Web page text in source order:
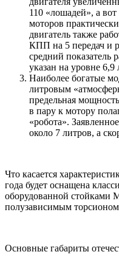
110 «лошадей», а
моторов
двигатель также
КПП на 5 передач и
средний показатель
указан на уровне 6,9
Наиболее богатые
литровым
предельная
в пару к мотору
«робота».
около 7 литров, а
Что касается
года будет оснащена
оборудованной стойками
полузависимым
Основные габариты